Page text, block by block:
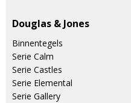
Douglas & Jones
Binnentegels
Serie Calm
Serie Castles
Serie Elemental
Serie Gallery